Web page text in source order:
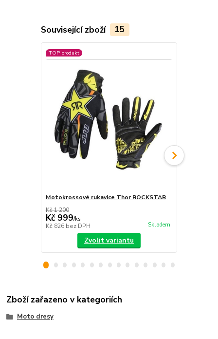
Související zboží 15
TOP produkt
Motokrossové rukavice Thor ROCKSTAR
Kč 1 200
Kč 999/ks
Kč 826 bez DPH Skladem
Zvolit variantu
Zboží zařazeno v kategoriích
Moto dresy